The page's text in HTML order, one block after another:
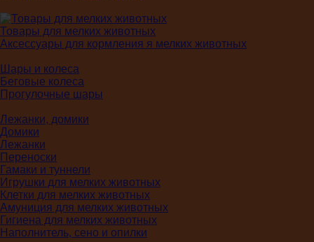
Товары для мелких животных
Аксессуары для кормления я мелких животных
Шары и колеса
Беговые колеса
Прогулочные шары
Лежанки, домики
Домики
Лежанки
Переноски
Гамаки и туннели
Игрушки для мелких животных
Клетки для мелких животных
Амуниция для мелких животных
Гигиена для мелких животных
Наполнитель, сено и опилки